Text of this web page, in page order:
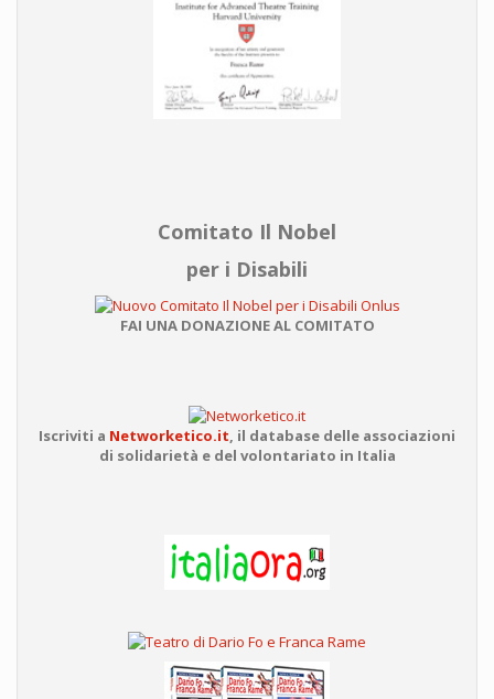
Comitato Il Nobel
per i Disabili
FAI UNA DONAZIONE AL COMITATO
Iscriviti a Networketico.it, il database delle associazioni
di solidarietà e del volontariato in Italia